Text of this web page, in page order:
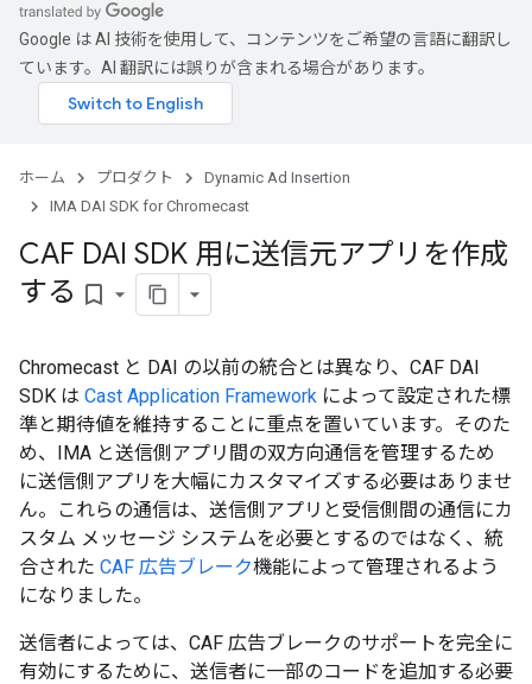
Google は AI 技術を使用して、コンテンツをご希望の言語に翻訳し
ています。AI 翻訳には誤りが含まれる場合があります。
ホーム プロダクト
Dynamic Ad Insertion
IMA DAI SDK for Chromecast
CAF DAI SDK 用に送信元アプリを作成
する bookmark_border
Chromecast と DAI の以前の統合とは異なり、CAF DAI
SDK は Cast Application Framework によって設定された標
準と期待値を維持することに重点を置いています。そのた
め、IMA と送信側アプリ間の双方向通信を管理するため
に送信側アプリを大幅にカスタマイズする必要はありませ
ん。これらの通信は、送信側アプリと受信側間の通信にカ
スタム メッセージ システムを必要とするのではなく、統
合された CAF 広告ブレーク機能によって管理されるよう
になりました。
送信者によっては、CAF 広告ブレークのサポートを完全に
有効にするために、送信者に一部のコードを追加する必要